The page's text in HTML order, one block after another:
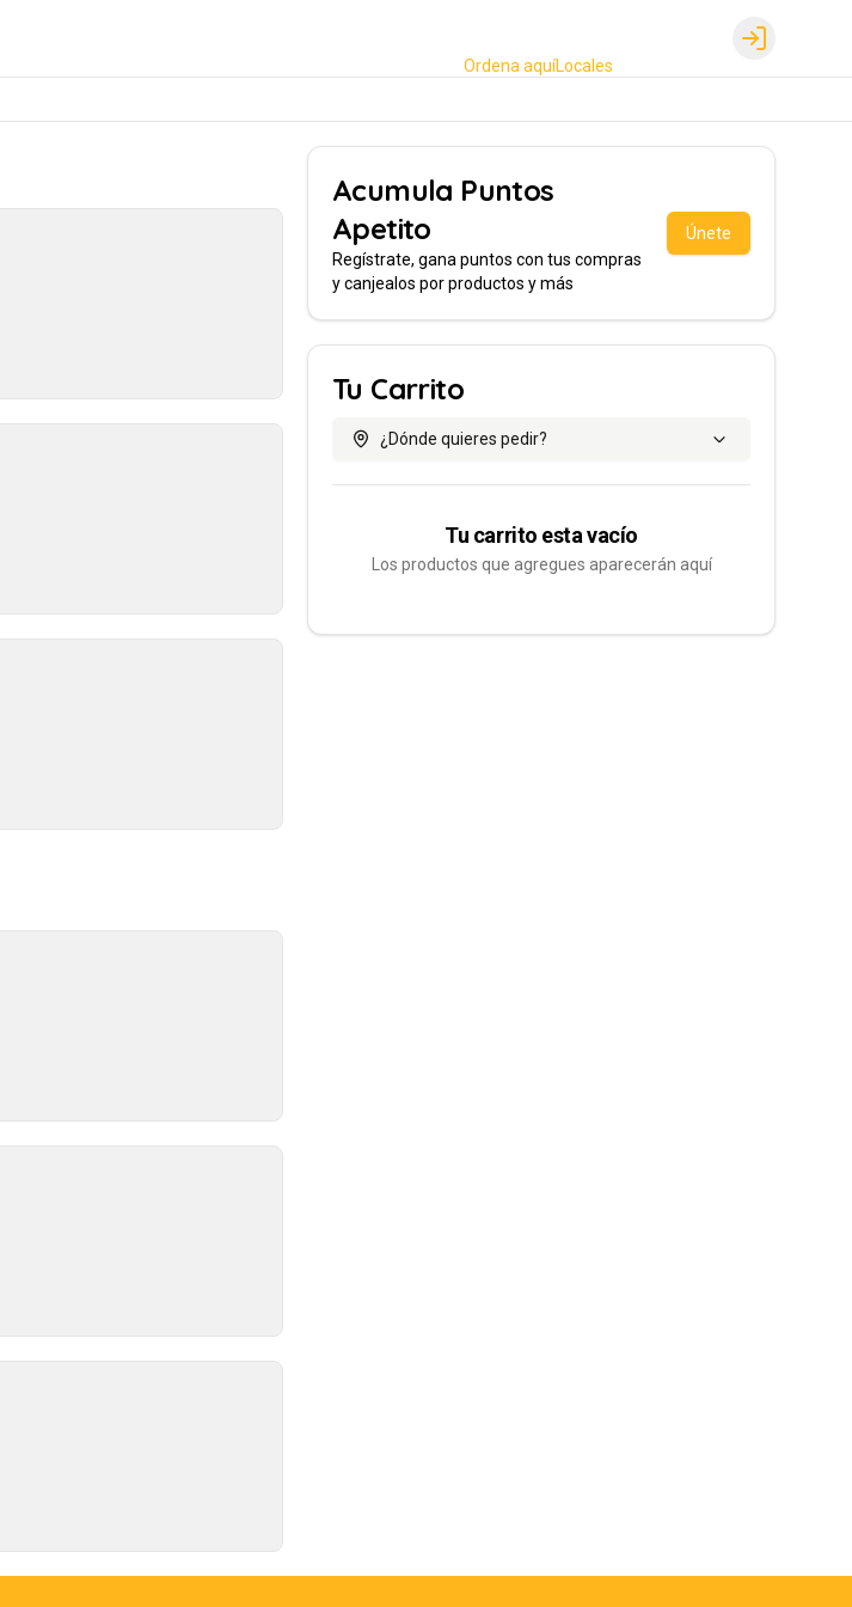
Ordena aquíLocales
Login
Acumula Puntos
Apetito
Regístrate, gana puntos con tus compras
y canjealos por productos y más
Únete
Tu Carrito
¿Dónde quieres pedir?
Tu carrito esta vacío
Los productos que agregues aparecerán aquí